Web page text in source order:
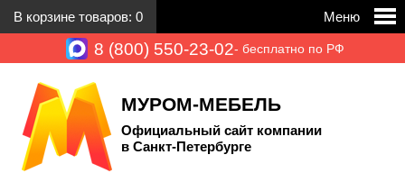
В корзине товаров: 0 Меню
8 (800) 550-23-02- бесплатно по РФ
МУРОМ-МЕБЕЛЬ
Официальный сайт компании
в Санкт-Петербурге